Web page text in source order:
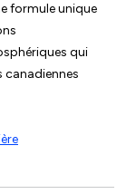
formule unique
qui
canadiennes